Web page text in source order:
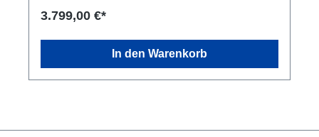
3.799,00 €*
In den Warenkorb